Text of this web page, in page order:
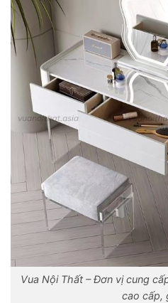
Vua Nội Thất – Đơn vị cung
cao cấp,